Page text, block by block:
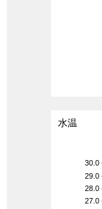
水温
30.0
29.0
28.0
27.0